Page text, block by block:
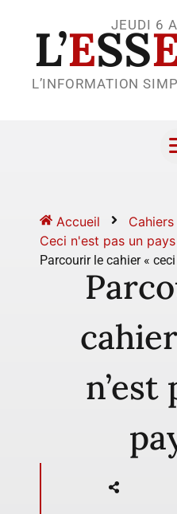
JEUDI 6
L’ESS
L’INFORMATION
Accueil
Cahiers
Ceci n'est pas un pays
Parcourir le cahier «
n’est